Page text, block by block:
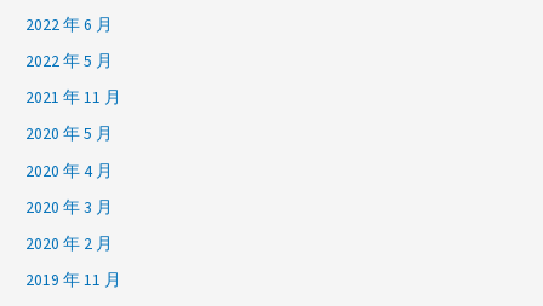
2022 年 6 月
2022 年 5 月
2021 年 11 月
2020 年 5 月
2020 年 4 月
2020 年 3 月
2020 年 2 月
2019 年 11 月